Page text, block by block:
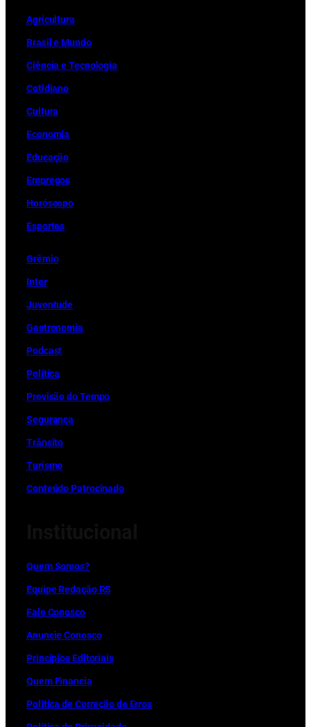
Agricultura
Brasil e Mundo
Ciência e Tecnologia
Cotidiano
Cultura
Economia
Educação
Empregos
Horóscopo
Esportes
Grêmio
Inter
Juventude
Gastronomia
Podcast
Política
Previsão do Tempo
Segurança
Trânsito
Turismo
Conteúdo Patrocinado
Quem Somos?
Equipe Redação RS
Fale Conosco
Anuncie Conosco
Princípios Editoriais
Quem Financia
Política de Correção de Erros